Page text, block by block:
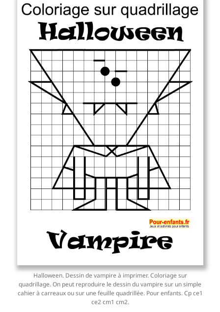
Halloween. Dessin de vampire à imprimer. Coloriage sur
quadrillage. On peut reproduire le dessin du vampire sur un simple
cahier à carreaux ou sur une feuille quadrillée. Pour enfants. Cp ce1
ce2 cm1 cm2.